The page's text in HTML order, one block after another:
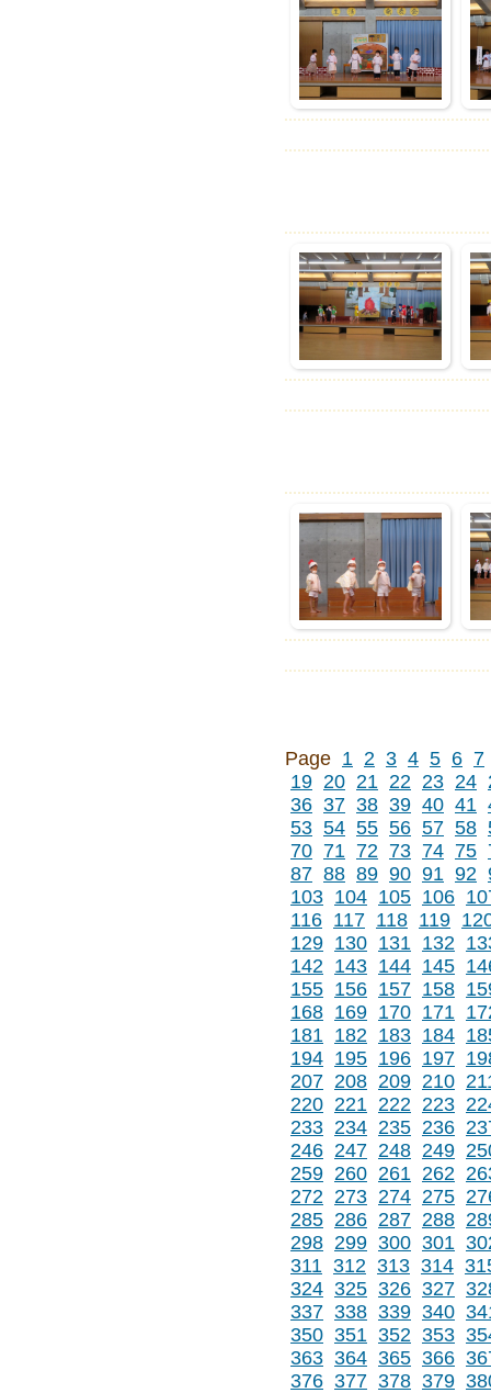
Page 1 2 3 4 5 6 7
19 20 21 22 23 24
36 37 38 39 40 41
53 54 55 56 57 58
70 71 72 73 74 75
87 88 89 90 91 92
103 104 105 106
116 117 118 119
129 130 131 132
142 143 144 145
155 156 157 158
168 169 170 171
181 182 183 184
194 195 196 197
207 208 209 210
220 221 222 223
233 234 235 236
246 247 248 249
259 260 261 262
272 273 274 275
285 286 287 288
298 299 300 301
311 312 313 314
324 325 326 327
337 338 339 340
350 351 352 353
363 364 365 366
376 377 378 379